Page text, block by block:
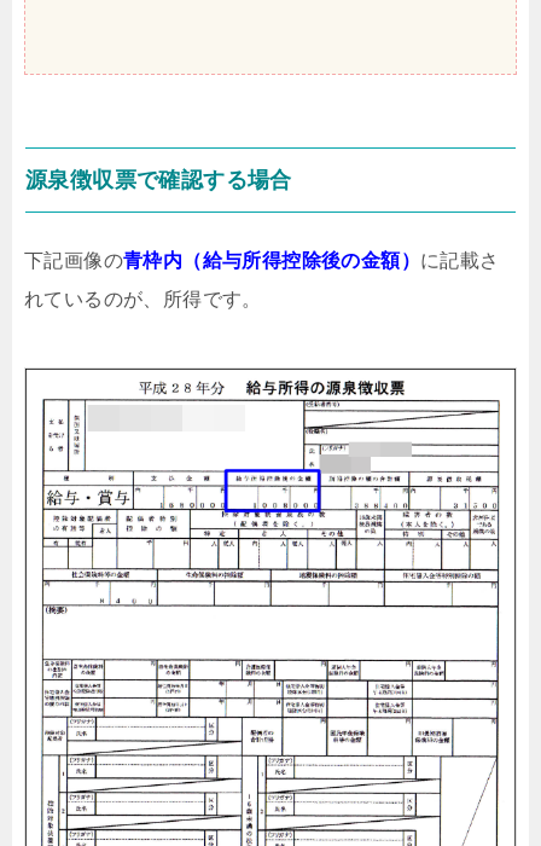
源泉徴収票で確認する場合
下記画像の青枠内（給与所得控除後の金額） に記載さ
れているのが、所得です。